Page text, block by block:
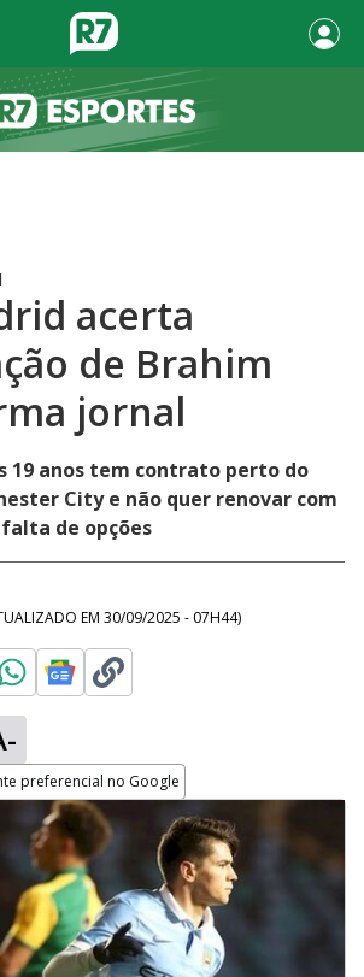
acerta
de Brahim
jornal
19 anos tem contrato perto do
City e não quer renovar com
de opções
EM 30/09/2025 - 07H44)
preferencial no Google